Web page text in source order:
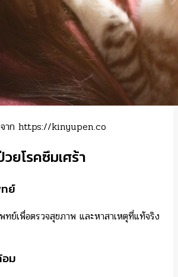
าก https://kinyupen.co
ยโรคซึมเศร้า
ย์
ย์เพื่อตรวจสุขภาพ และหาสาเหตุที่แท้จริง
ม